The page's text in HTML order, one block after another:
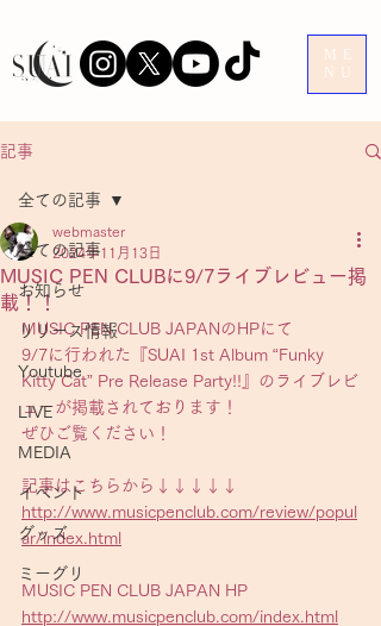
ME
NU
記事
全ての記事
お知らせ
リリース情報
Youtube
LIVE
MEDIA
イベント
グッズ
ミーグリ
全ての記事
MUSIC PEN CLUBに9/7ライブレビュー掲
載！！
webmaster
2024年11月13日
MUSIC PEN CLUB JAPANのHPにて
9/7に行われた『SUAI 1st Album “Funky
Kitty Cat” Pre Release Party!!』のライブレビ
ューが掲載されております！
ぜひご覧ください！
記事はこちらから↓↓↓↓↓
http://www.musicpenclub.com/review/popul
ar/index.html
MUSIC PEN CLUB JAPAN HP
http://www.musicpenclub.com/index.html